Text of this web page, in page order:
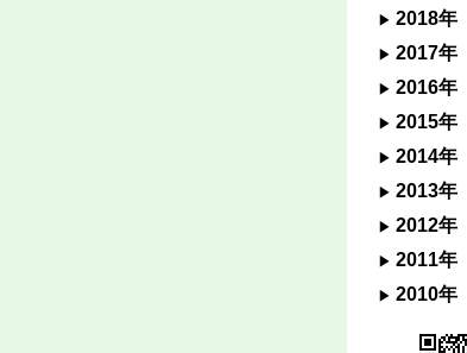
2018年
2017年
2016年
2015年
2014年
2013年
2012年
2011年
2010年